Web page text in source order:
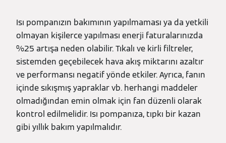
Isı pompanızın bakımının yapılmaması ya da yetkili
olmayan kişilerce yapılması enerji faturalarınızda
%25 artışa neden olabilir. Tıkalı ve kirli filtreler,
sistemden geçebilecek hava akış miktarını azaltır
ve performansı negatif yönde etkiler. Ayrıca, fanın
içinde sıkışmış yapraklar vb. herhangi maddeler
olmadığından emin olmak için fan düzenli olarak
kontrol edilmelidir. Isı pompanıza, tıpkı bir kazan
gibi yıllık bakım yapılmalıdır.